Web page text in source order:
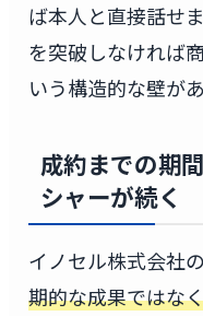
ば本人と直接話せ
を突破しなければ
いう構造的な壁があ
成約までの期
シャーが続く
イノセル株式会社
期的な成果ではな